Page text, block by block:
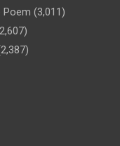
Poem (3,011)